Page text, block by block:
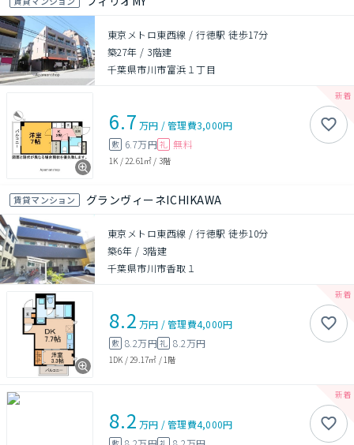
東京メトロ東西線 / 行徳駅 徒歩17分
築27年 / 3階建
千葉県市川市富浜１丁目
6.7 万円 /管理費3,000円
敷 6.7万円 礼 無料
1K / 22.61㎡ / 3階
賃貸マンション グランヴィーネICHIKAWA
東京メトロ東西線 / 行徳駅 徒歩10分
築6年 / 3階建
千葉県市川市香取１
8.2 万円 /管理費4,000円
敷 8.2万円礼 8.2万円
1DK / 29.17㎡ / 1階
8.2 万円 /管理費4,000円
敷 礼